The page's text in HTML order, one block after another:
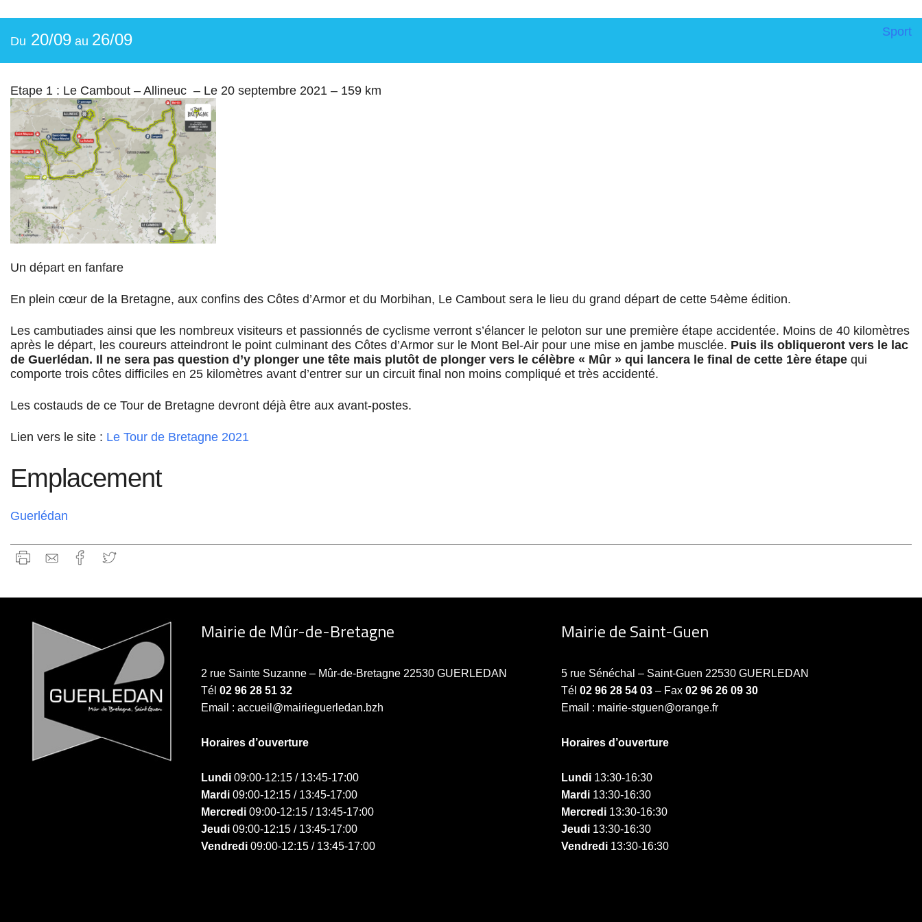
Du 20/09 au 26/09 Sport
Etape 1 : Le Cambout – Allineuc – Le 20 septembre 2021 – 159 km
Un départ en fanfare
En plein cœur de la Bretagne, aux confins des Côtes d’Armor et du Morbihan, Le Cambout sera le lieu du grand départ de cette 54ème édition.
Les cambutiades ainsi que les nombreux visiteurs et passionnés de cyclisme verront s’élancer le peloton sur une première étape accidentée. Moins de 40 kilomètres
après le départ, les coureurs atteindront le point culminant des Côtes d’Armor sur le Mont Bel-Air pour une mise en jambe musclée. Puis ils obliqueront vers le lac
de Guerlédan. Il ne sera pas question d’y plonger une tête mais plutôt de plonger vers le célèbre « Mûr » qui lancera le final de cette 1ère étape qui
comporte trois côtes difficiles en 25 kilomètres avant d’entrer sur un circuit final non moins compliqué et très accidenté.
Les costauds de ce Tour de Bretagne devront déjà être aux avant-postes.
Lien vers le site : Le Tour de Bretagne 2021
Emplacement
Guerlédan
Mairie de Mûr-de-Bretagne
2 rue Sainte Suzanne – Mûr-de-Bretagne 22530 GUERLEDAN
Tél 02 96 28 51 32
Email : accueil@mairieguerledan.bzh
Horaires d’ouverture
Lundi09:00-12:15 / 13:45-17:00
Mardi09:00-12:15 / 13:45-17:00
Mercredi09:00-12:15 / 13:45-17:00
Jeudi09:00-12:15 / 13:45-17:00
Vendredi09:00-12:15 / 13:45-17:00
Mairie de Saint-Guen
5 rue Sénéchal – Saint-Guen 22530 GUERLEDAN
Tél02 96 28 54 03 – Fax02 96 26 09 30
Email : mairie-stguen@orange.fr
Horaires d’ouverture
Lundi 13:30-16:30
Mardi 13:30-16:30
Mercredi 13:30-16:30
Jeudi 13:30-16:30
Vendredi 13:30-16:30